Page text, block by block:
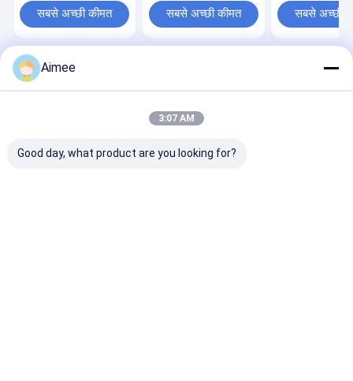
सबसे अच्छी कीमत सबसे अच्छी कीमत
स्टेनलेस स्टील बुना
जाल
सबसे अच्छी
साइटमैप
गोपनीयता नीति
चीन का कारखाना.Copyright © 2026 AnPing
ZhaoTong Metals Netting Co.,Ltd. All Rights Reserved.
Aimee
3:07 AM
Good day, what product are you looking for?